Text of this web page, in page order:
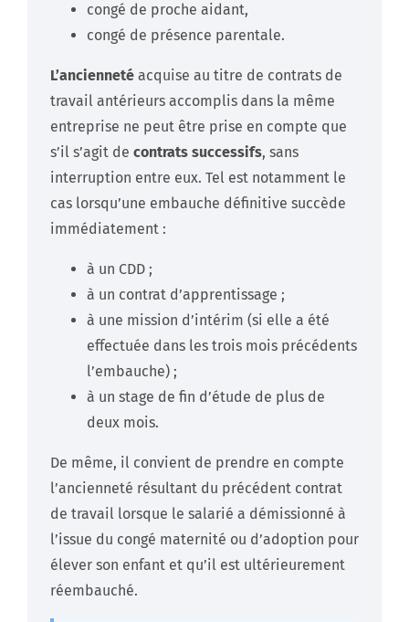
congé de proche aidant,
congé de présence parentale.
L’ancienneté acquise au titre de contrats de
travail antérieurs accomplis dans la même
entreprise ne peut être prise en compte que
s’il s’agit de contrats successifs, sans
interruption entre eux. Tel est notamment le
cas lorsqu’une embauche définitive succède
immédiatement :
à un CDD ;
à un contrat d’apprentissage ;
à une mission d’intérim (si elle a été
effectuée dans les trois mois précédents
l’embauche) ;
à un stage de fin d’étude de plus de
deux mois.
De même, il convient de prendre en compte
l’ancienneté résultant du précédent contrat
de travail lorsque le salarié a démissionné à
l’issue du congé maternité ou d’adoption pour
élever son enfant et qu’il est ultérieurement
réembauché.